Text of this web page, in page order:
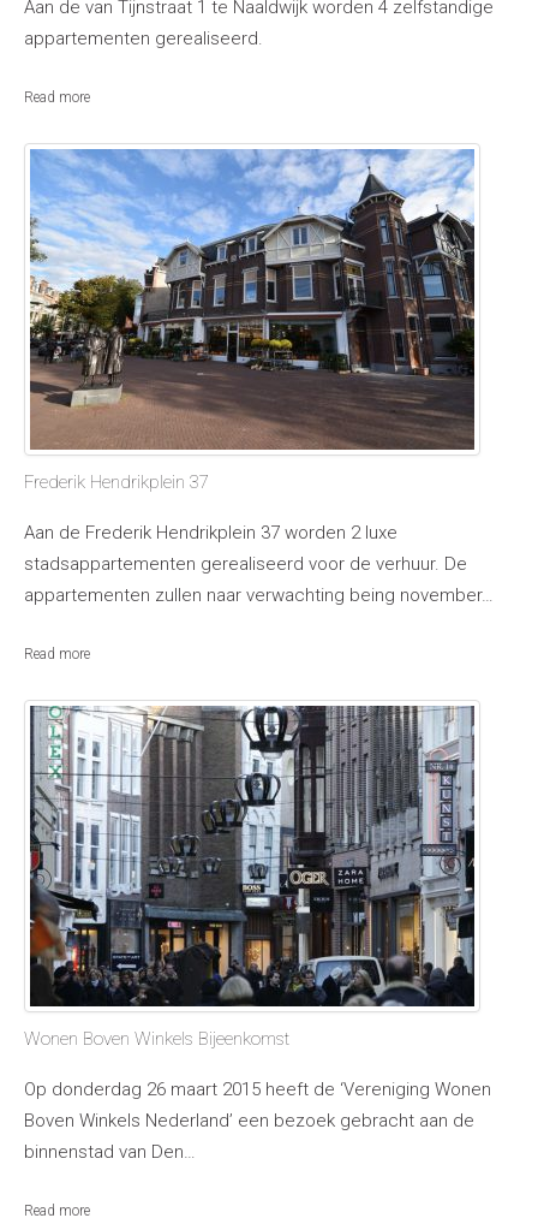
Aan de van Tijnstraat 1 te Naaldwijk worden 4 zelfstandige
appartementen gerealiseerd.
Read more
Frederik Hendrikplein 37
Aan de Frederik Hendrikplein 37 worden 2 luxe
stadsappartementen gerealiseerd voor de verhuur. De
appartementen zullen naar verwachting being november…
Read more
Wonen Boven Winkels Bijeenkomst
Op donderdag 26 maart 2015 heeft de ‘Vereniging Wonen
Boven Winkels Nederland’ een bezoek gebracht aan de
binnenstad van Den…
Read more